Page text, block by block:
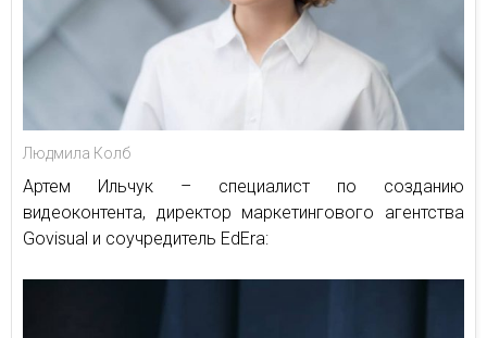
Людмила Колб
Артем Ильчук – специалист по созданию
видеоконтента, директор маркетингового агентства
Govisual и соучредитель EdEra: